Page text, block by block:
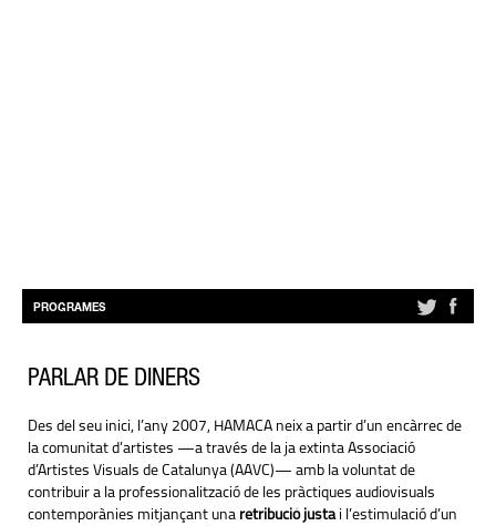
PROGRAMES
PARLAR DE DINERS
Des del seu inici, l’any 2007, HAMACA neix a partir d’un encàrrec de
la comunitat d’artistes —a través de la ja extinta Associació
d’Artistes Visuals de Catalunya (AAVC)— amb la voluntat de
contribuir a la professionalització de les pràctiques audiovisuals
contemporànies mitjançant una retribució justai l’estimulació d’un